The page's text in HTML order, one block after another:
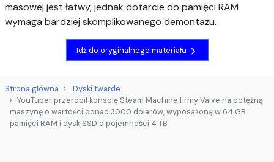
masowej jest łatwy, jednak dotarcie do pamięci RAM
wymaga bardziej skomplikowanego demontażu.
Idź do oryginalnego materiału
Strona główna
Dyski twarde
YouTuber przerobił konsolę Steam Machine firmy Valve na potężną
maszynę o wartości ponad 3000 dolarów, wyposażoną w 64 GB
pamięci RAM i dysk SSD o pojemności 4 TB